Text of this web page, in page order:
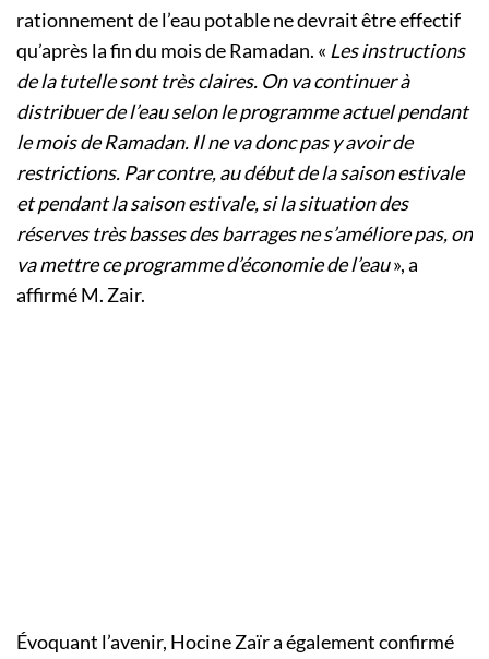
rationnement de l’eau potable ne devrait être effectif
qu’après la fin du mois de Ramadan. « Les instructions
de la tutelle sont très claires. On va continuer à
distribuer de l’eau selon le programme actuel pendant
le mois de Ramadan. Il ne va donc pas y avoir de
restrictions. Par contre, au début de la saison estivale
et pendant la saison estivale, si la situation des
réserves très basses des barrages ne s’améliore pas, on
va mettre ce programme d’économie de l’eau», a
affirmé M. Zair.
Évoquant l’avenir, Hocine Zaïr a également confirmé